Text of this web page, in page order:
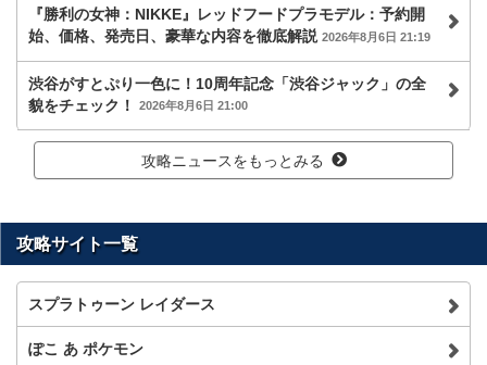
『勝利の女神：NIKKE』レッドフードプラモデル：予約開
始、価格、発売日、豪華な内容を徹底解説 2026年8月6日 21:19
渋谷がすとぷり一色に！10周年記念「渋谷ジャック」の全
貌をチェック！
2026年8月6日 21:00
攻略ニュースをもっとみる
攻略サイト一覧
スプラトゥーン レイダース
ぽこ あ ポケモン